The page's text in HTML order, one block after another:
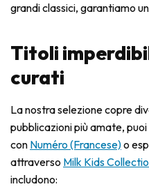
grandi classici, garantiamo
Titoli
curati
La nostra selezione copre
pubblicazioni più amate,
con Numéro (Francese)o
attraverso Milk Kids
includono: